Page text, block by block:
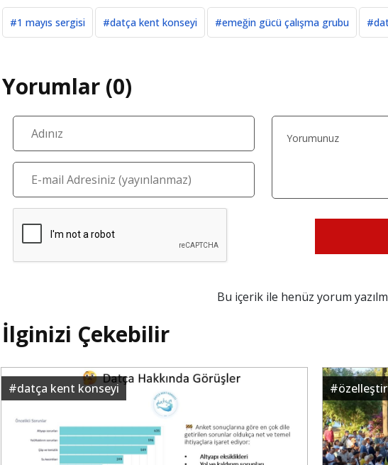
#1 mayıs sergisi #datça kent konseyi #emeğin gücü çalışma grubu
Yorumlar (0)
Bu içerik ile henüz yorum
İlginizi Çekebilir
#datça kent konseyi #